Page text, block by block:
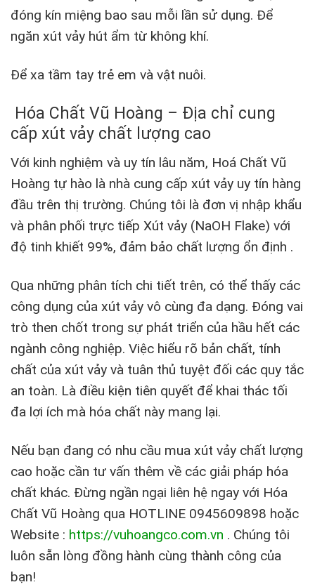
đóng kín miệng bao sau mỗi lần sử dụng. Để
ngăn xút vảy hút ẩm từ không khí.
Để xa tầm tay trẻ em và vật nuôi.
Hóa Chất Vũ Hoàng – Địa chỉ cung
cấp xút vảy chất lượng cao
Với kinh nghiệm và uy tín lâu năm, Hoá Chất Vũ
Hoàng tự hào là nhà cung cấp xút vảy uy tín hàng
đầu trên thị trường. Chúng tôi là đơn vị nhập khẩu
và phân phối trực tiếp Xút vảy (NaOH Flake) với
độ tinh khiết 99%, đảm bảo chất lượng ổn định .
Qua những phân tích chi tiết trên, có thể thấy các
công dụng của xút vảy vô cùng đa dạng. Đóng vai
trò then chốt trong sự phát triển của hầu hết các
ngành công nghiệp. Việc hiểu rõ bản chất, tính
chất của xút vảy và tuân thủ tuyệt đối các quy tắc
an toàn. Là điều kiện tiên quyết để khai thác tối
đa lợi ích mà hóa chất này mang lại.
Nếu bạn đang có nhu cầu mua xút vảy chất lượng
cao hoặc cần tư vấn thêm về các giải pháp hóa
chất khác. Đừng ngần ngại liên hệ ngay với Hóa
Chất Vũ Hoàng qua HOTLINE 0945609898 hoặc
Website : https://vuhoangco.com.vn . Chúng tôi
luôn sẵn lòng đồng hành cùng thành công của
bạn!